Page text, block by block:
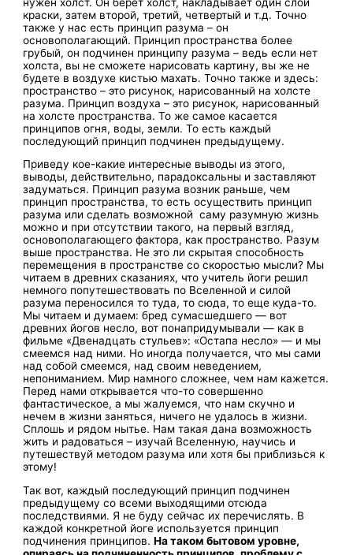
краски, затем второй, третий, четвертый и т.д. Точно
также у нас есть принцип разума – он
основополагающий. Принцип пространства более
грубый, он подчинен принципу разума – ведь если нет
холста, вы не сможете нарисовать картину, вы же не
будете в воздухе кистью махать. Точно также и здесь:
пространство – это рисунок, нарисованный на холсте
разума. Принцип воздуха – это рисунок, нарисованный
на холсте пространства. То же самое касается
принципов огня, воды, земли. То есть каждый
последующий принцип подчинен предыдущему.
Приведу кое-какие интересные выводы из этого,
выводы, действительно, парадоксальны и заставляют
задуматься. Принцип разума возник раньше, чем
принцип пространства, то есть осуществить принцип
разума или сделать возможной саму разумную жизнь
можно и при отсутствии такого, на первый взгляд,
основополагающего фактора, как пространство. Разум
выше пространства. Не это ли скрытая способность
перемещения в пространстве со скоростью мысли? Мы
читаем в древних сказаниях, что учитель йоги решил
немного попутешествовать по Вселенной и силой
разума переносился то туда, то сюда, то еще куда-то.
Мы читаем и думаем: бред сумасшедшего — вот
древних йогов несло, вот понапридумывали — как в
фильме «Двенадцать стульев»: «Остапа несло» — и мы
смеемся над ними. Но иногда получается, что мы сами
над собой смеемся, над своим неведением,
непониманием. Мир намного сложнее, чем нам кажется.
Перед нами открывается что-то совершенно
фантастическое, а мы жалуемся, что нам скучно и
нечем в жизни заняться, ничего не удалось в жизни.
Сплошь и рядом нытье. Нам такая дана возможность
жить и радоваться – изучай Вселенную, научись и
путешествуй методом разума или хотя бы приблизься к
этому!
Так вот, каждый последующий принцип подчинен
предыдущему со всеми выходящими отсюда
последствиями. Я не буду сейчас их перечислять. В
каждой конкретной йоге используется принцип
подчинения принципов.На таком бытовом уровне,